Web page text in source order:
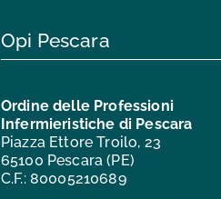
Opi Pescara
Ordine delle Professioni
Infermieristiche di Pescara
Piazza Ettore Troilo, 23
65100 Pescara (PE)
C.F.: 80005210689